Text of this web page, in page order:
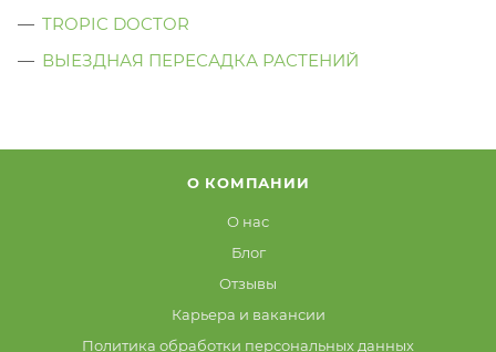
TROPIC DOCTOR
ВЫЕЗДНАЯ ПЕРЕСАДКА РАСТЕНИЙ
О КОМПАНИИ
О нас
Блог
Отзывы
Карьера и вакансии
Политика обработки персональных данных